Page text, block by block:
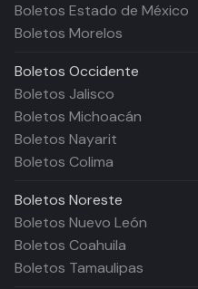
Boletos Estado de México
Boletos Morelos
Boletos Occidente
Boletos Jalisco
Boletos Michoacán
Boletos Nayarit
Boletos Colima
Boletos Noreste
Boletos Nuevo León
Boletos Coahuila
Boletos Tamaulipas